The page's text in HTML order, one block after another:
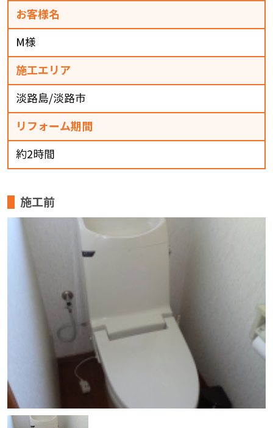
お客様名
M様
施工エリア
淡路島/淡路市
リフォーム期間
約2時間
施工前